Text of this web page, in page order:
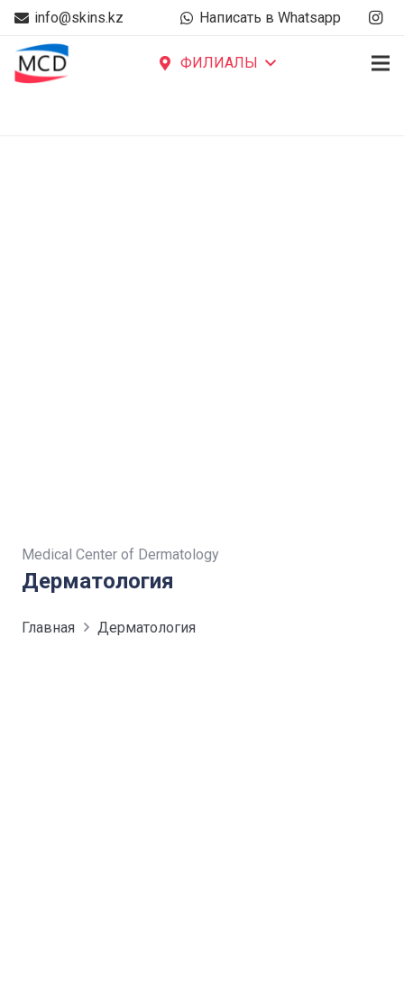
info@skins.kz Написать в Whatsapp
ФИЛИАЛЫ
Medical Center of Dermatology
Дерматология
Главная Дерматология